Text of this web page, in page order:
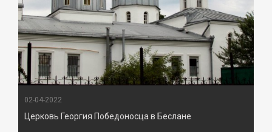
02-04-2022
Церковь Георгия Победоносца в Беслане